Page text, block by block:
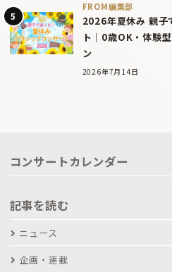
FROM編集部
2026年夏休み 親
ト｜0歳OK・体験
ン
2026年7月14日
コンサートカレンダー
記事を読む
ニュース
企画・連載